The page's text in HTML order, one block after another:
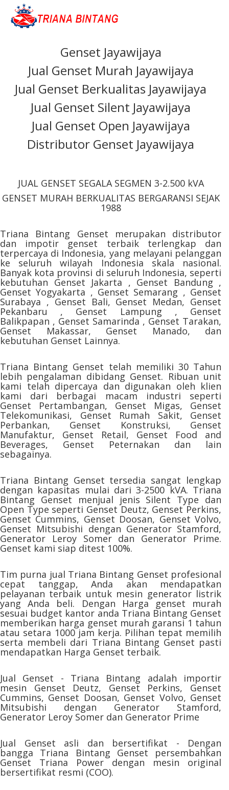
Genset Jayawijaya
Jual Genset Murah Jayawijaya
Jual Genset Berkualitas Jayawijaya
Jual Genset Silent Jayawijaya
Jual Genset Open Jayawijaya
Distributor Genset Jayawijaya
JUAL GENSET SEGALA SEGMEN 3-2.500 kVA
GENSET MURAH BERKUALITAS BERGARANSI SEJAK
1988
Triana Bintang Genset merupakan distributor
dan impotir genset terbaik terlengkap dan
terpercaya di Indonesia, yang melayani pelanggan
ke seluruh wilayah Indonesia skala nasional.
Banyak kota provinsi di seluruh Indonesia, seperti
kebutuhan Genset Jakarta , Genset Bandung ,
Genset Yogyakarta , Genset Semarang , Genset
Surabaya , Genset Bali, Genset Medan, Genset
Pekanbaru , Genset Lampung , Genset
Balikpapan , Genset Samarinda , Genset Tarakan,
Genset Makassar, Genset Manado, dan
kebutuhan Genset Lainnya.
Triana Bintang Genset telah memiliki 30 Tahun
lebih pengalaman dibidang Genset. Ribuan unit
kami telah dipercaya dan digunakan oleh klien
kami dari berbagai macam industri seperti
Genset Pertambangan, Genset Migas, Genset
Telekomunikasi, Genset Rumah Sakit, Genset
Perbankan, Genset Konstruksi, Genset
Manufaktur, Genset Retail, Genset Food and
Beverages, Genset Peternakan dan lain
sebagainya.
Triana Bintang Genset tersedia sangat lengkap
dengan kapasitas mulai dari 3-2500 kVA. Triana
Bintang Genset menjual jenis Silent Type dan
Open Type seperti Genset Deutz, Genset Perkins,
Genset Cummins, Genset Doosan, Genset Volvo,
Genset Mitsubishi dengan Generator Stamford,
Generator Leroy Somer dan Generator Prime.
Genset kami siap ditest 100%.
Tim purna jual Triana Bintang Genset profesional
cepat tanggap, Anda akan mendapatkan
pelayanan terbaik untuk mesin generator listrik
yang Anda beli. Dengan Harga genset murah
sesuai budget kantor anda Triana Bintang Genset
memberikan harga genset murah garansi 1 tahun
atau setara 1000 jam kerja. Pilihan tepat memilih
serta membeli dari Triana Bintang Genset pasti
mendapatkan Harga Genset terbaik.
Jual Genset - Triana Bintang adalah importir
mesin Genset Deutz, Genset Perkins, Genset
Cummins, Genset Doosan, Genset Volvo, Genset
Mitsubishi dengan Generator Stamford,
Generator Leroy Somer dan Generator Prime
Jual Genset asli dan bersertifikat - Dengan
bangga Triana Bintang Genset persembahkan
Genset Triana Power dengan mesin original
bersertifikat resmi (COO).